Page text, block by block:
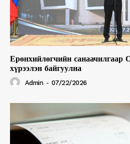
Ерөнхийлөгчийн санаачилгаар
хүрээлэн байгуулна
Admin - 07/22/2026